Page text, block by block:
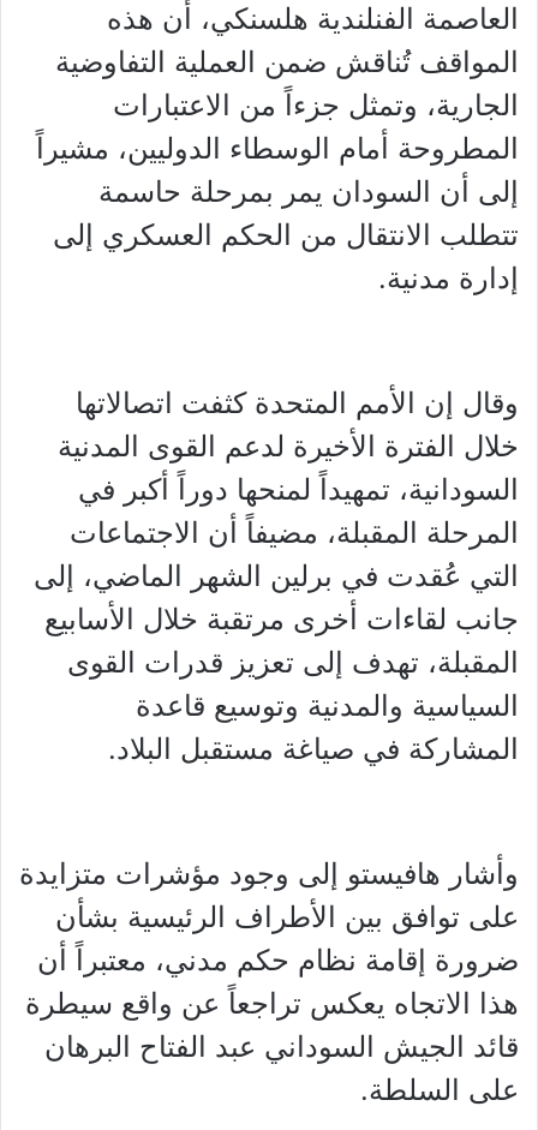
العاصمة الفنلندية هلسنكي، أن هذه
المواقف تُناقش ضمن العملية التفاوضية
الجارية، وتمثل جزءاً من الاعتبارات
المطروحة أمام الوسطاء الدوليين، مشيراً
إلى أن السودان يمر بمرحلة حاسمة
تتطلب الانتقال من الحكم العسكري إلى
إدارة مدنية.
وقال إن الأمم المتحدة كثفت اتصالاتها
خلال الفترة الأخيرة لدعم القوى المدنية
السودانية، تمهيداً لمنحها دوراً أكبر في
المرحلة المقبلة، مضيفاً أن الاجتماعات
التي عُقدت في برلين الشهر الماضي، إلى
جانب لقاءات أخرى مرتقبة خلال الأسابيع
المقبلة، تهدف إلى تعزيز قدرات القوى
السياسية والمدنية وتوسيع قاعدة
المشاركة في صياغة مستقبل البلاد.
وأشار هافيستو إلى وجود مؤشرات متزايدة
على توافق بين الأطراف الرئيسية بشأن
ضرورة إقامة نظام حكم مدني، معتبراً أن
هذا الاتجاه يعكس تراجعاً عن واقع سيطرة
قائد الجيش السوداني عبد الفتاح البرهان
على السلطة.